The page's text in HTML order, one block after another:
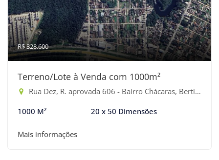
R$ 328.600
Terreno/Lote à Venda com 1000m²
Rua Dez, R. aprovada 606 - Bairro Chácaras, Bertioga-SP
1000 M² 20 x 50 Dimensões
Mais informações